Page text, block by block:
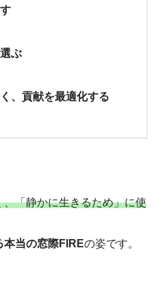
ぶ
、貢献を最適化する
「静かに生きるため」に使
本当の窓際FIREの姿です。